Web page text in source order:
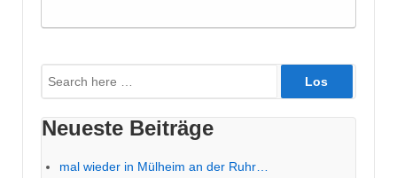
Suche
nach:
Neueste Beiträge
mal wieder in Mülheim an der Ruhr…